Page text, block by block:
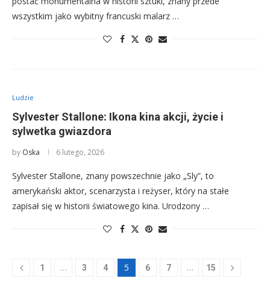
wszystkim jako wybitny francuski malarz …
Ludzie
Sylvester Stallone: Ikona kina akcji, życie i
sylwetka gwiazdora
by Oska 6 lutego, 2026
Sylvester Stallone, znany powszechnie jako „Sly”, to
amerykański aktor, scenarzysta i reżyser, który na stałe
zapisał się w historii światowego kina. Urodzony …
1 … 3 4 5 6 7 … 15